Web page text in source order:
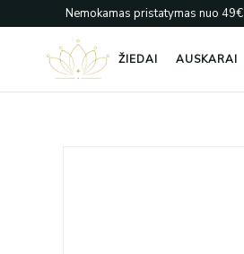
prie
Nemokamas pristatymas nuo 49€
ŽIEDAI AUSKARAI